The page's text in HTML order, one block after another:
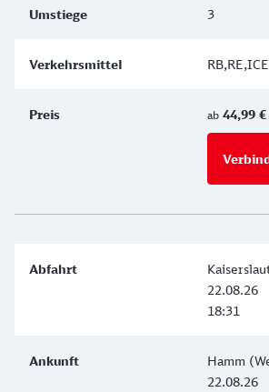
3
ab 44,99 €
22.08.26
18:31
Hamm
22.08.26